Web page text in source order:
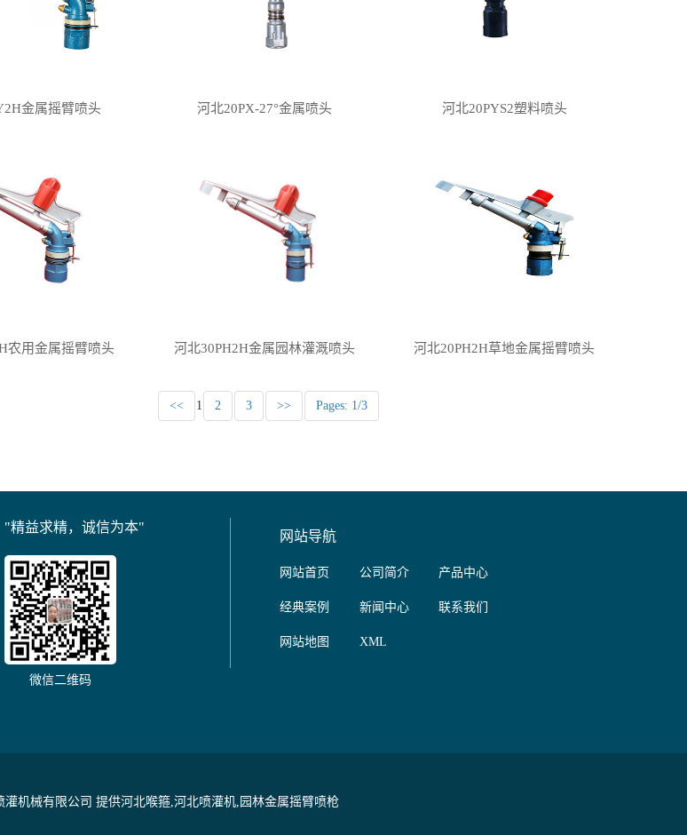
金属摇臂喷头 河北20PX-27°金属喷头 河北20PYS2塑料喷头
农用金属摇臂喷头 河北30PH2H金属园林灌溉喷头 河北20PH2H草地金属摇臂喷头
<< 1 2 3 >> Pages: 1/3
"精益求精，诚信为本"
微信二维码
网站导航
网站首页 公司简介 产品中心
经典案例 新闻中心 联系我们
网站地图 XML
机械有限公司 提供河北喉箍,河北喷灌机,园林金属摇臂喷枪